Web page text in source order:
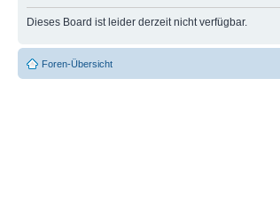
Dieses Board ist leider derzeit nicht verfügbar.
Foren-Übersicht